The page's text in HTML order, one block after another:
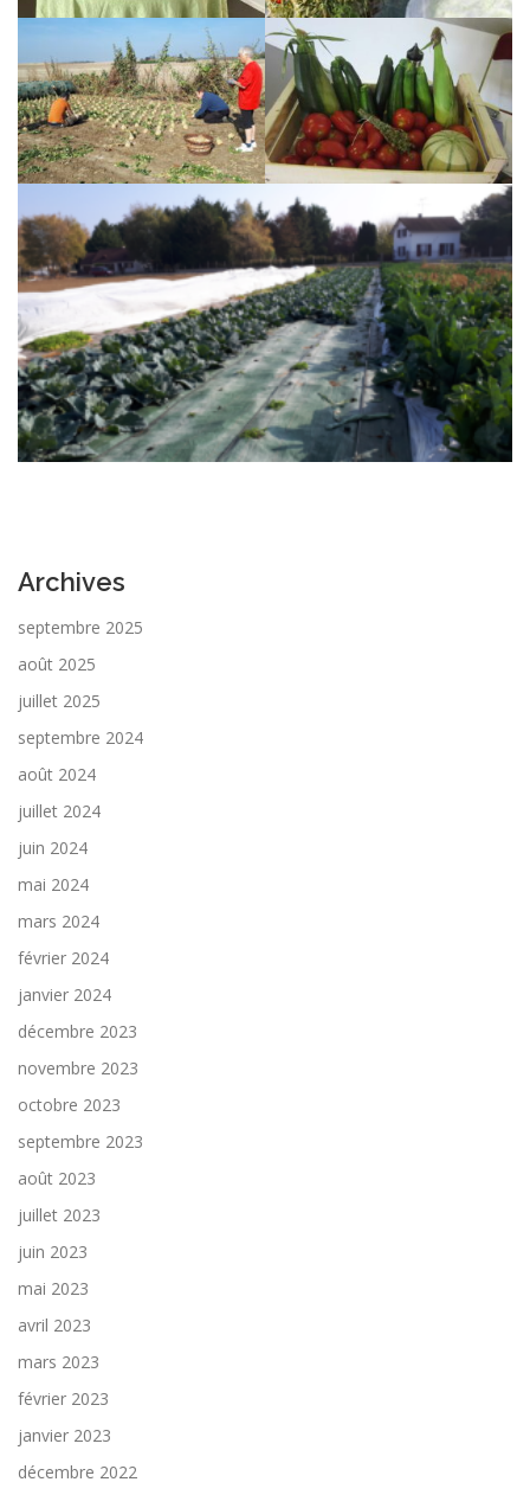
Archives
septembre 2025
août 2025
juillet 2025
septembre 2024
août 2024
juillet 2024
juin 2024
mai 2024
mars 2024
février 2024
janvier 2024
décembre 2023
novembre 2023
octobre 2023
septembre 2023
août 2023
juillet 2023
juin 2023
mai 2023
avril 2023
mars 2023
février 2023
janvier 2023
décembre 2022